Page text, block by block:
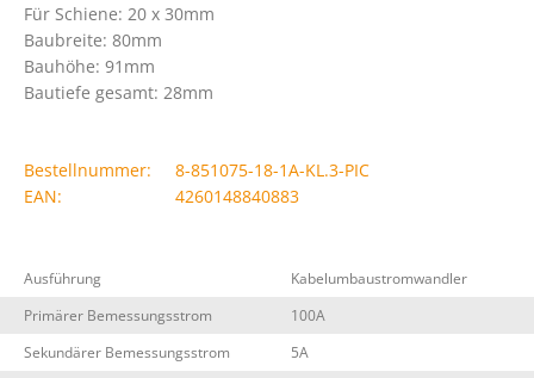
Für Schiene: 20 x 30mm
Baubreite: 80mm
Bauhöhe: 91mm
Bautiefe gesamt: 28mm
Bestellnummer:
8-851075-18-1A-KL.3-PIC
EAN:
4260148840883
Ausführung
Kabelumbaustromwandler
Primärer Bemessungsstrom
100A
Sekundärer Bemessungsstrom
5A